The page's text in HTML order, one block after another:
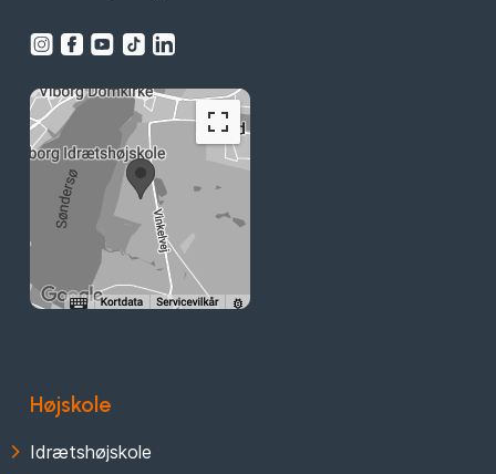
Højskole
Idrætshøjskole